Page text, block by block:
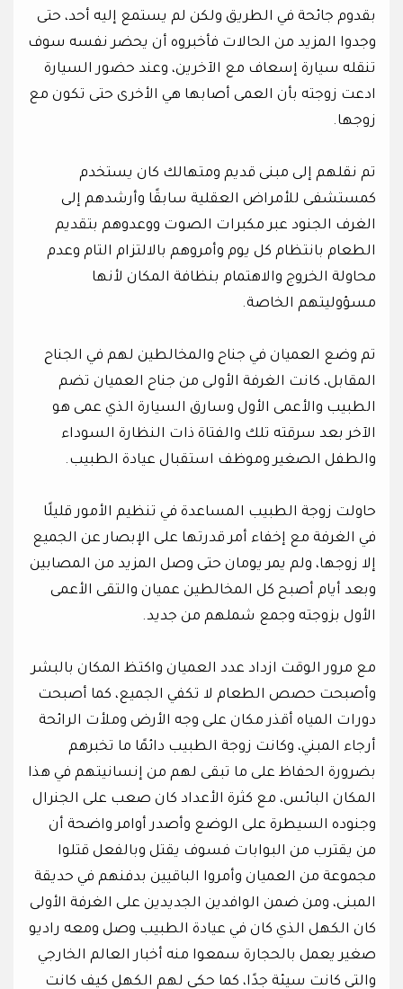
بقدوم جائحة في الطريق ولكن لم يستمع إليه أحد، حتى
وجدوا المزيد من الحالات فأخبروه أن يحضر نفسه سوف
تنقله سيارة إسعاف مع الآخرين، وعند حضور السيارة
ادعت زوجته بأن العمى أصابها هي الأخرى حتى تكون مع
زوجها.
تم نقلهم إلى مبنى قديم ومتهالك كان يستخدم
كمستشفى للأمراض العقلية سابقًا وأرشدهم إلى
الغرف الجنود عبر مكبرات الصوت ووعدوهم بتقديم
الطعام بانتظام كل يوم وأمروهم بالالتزام التام وعدم
محاولة الخروج والاهتمام بنظافة المكان لأنها
مسؤوليتهم الخاصة.
تم وضع العميان في جناح والمخالطين لهم في الجناح
المقابل، كانت الغرفة الأولى من جناح العميان تضم
الطبيب والأعمى الأول وسارق السيارة الذي عمى هو
الآخر بعد سرقته تلك والفتاة ذات النظارة السوداء
والطفل الصغير وموظف استقبال عيادة الطبيب.
حاولت زوجة الطبيب المساعدة في تنظيم الأمور قليلًا
في الغرفة مع إخفاء أمر قدرتها على الإبصار عن الجميع
إلا زوجها، ولم يمر يومان حتى وصل المزيد من المصابين
وبعد أيام أصبح كل المخالطين عميان والتقى الأعمى
الأول بزوجته وجمع شملهم من جديد.
مع مرور الوقت ازداد عدد العميان واكتظ المكان بالبشر
وأصبحت حصص الطعام لا تكفي الجميع، كما أصبحت
دورات المياه أقذر مكان على وجه الأرض وملأت الرائحة
أرجاء المبني، وكانت زوجة الطبيب دائمًا ما تخبرهم
بضرورة الحفاظ على ما تبقى لهم من إنسانيتهم في هذا
المكان البائس، مع كثرة الأعداد كان صعب على الجنرال
وجنوده السيطرة على الوضع وأصدر أوامر واضحة أن
من يقترب من البوابات فسوف يقتل وبالفعل قتلوا
مجموعة من العميان وأمروا الباقيين بدفنهم في حديقة
المبنى، ومن ضمن الوافدين الجديدين على الغرفة الأولى
كان الكهل الذي كان في عيادة الطبيب وصل ومعه راديو
صغير يعمل بالحجارة سمعوا منه أخبار العالم الخارجي
والتي كانت سيئة جدًا، كما حكى لهم الكهل كيف كانت